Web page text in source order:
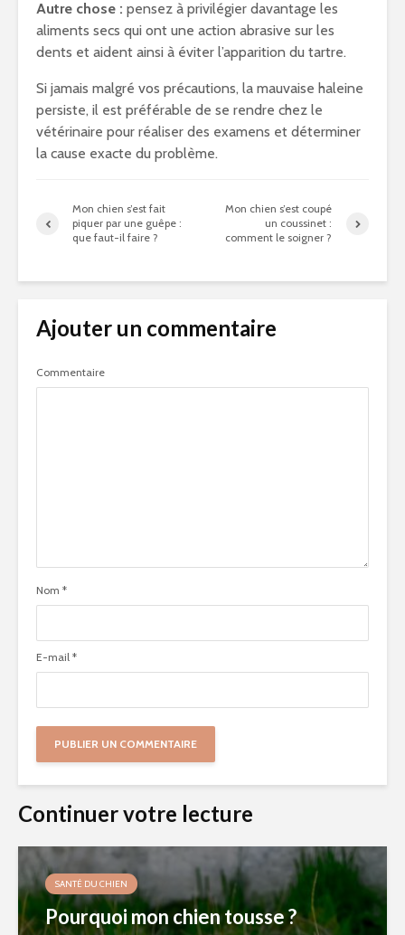
Autre chose : pensez à privilégier davantage les
aliments secs qui ont une action abrasive sur les
dents et aident ainsi à éviter l’apparition du tartre.
Si jamais malgré vos précautions, la mauvaise haleine
persiste, il est préférable de se rendre chez le
vétérinaire pour réaliser des examens et déterminer
la cause exacte du problème.
Mon chien s’est fait
piquer par une guêpe :
que faut-il faire ?
Mon chien s’est coupé
un coussinet :
comment le soigner ?
Ajouter un commentaire
Commentaire
Nom *
E-mail *
Continuer votre lecture
SANTÉ DU CHIEN
Pourquoi mon chien tousse ?